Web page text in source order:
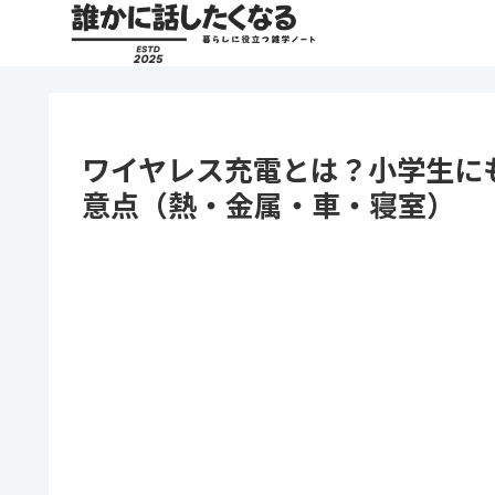
ワイヤレス充電とは？小学生
意点（熱・金属・車・寝室）